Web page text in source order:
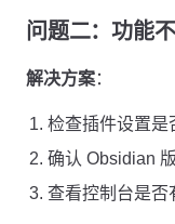
问题二：功能不
解决方案：
检查插件设置是
确认 Obsidian
查看控制台是否